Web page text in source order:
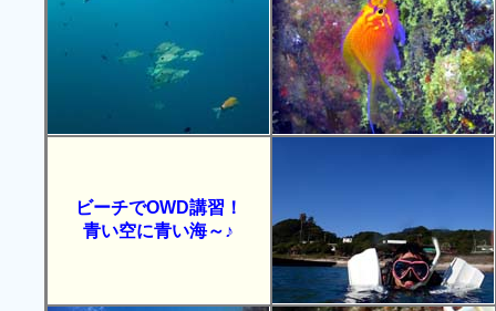
ビーチでOWD講習！
青い空に青い海～♪